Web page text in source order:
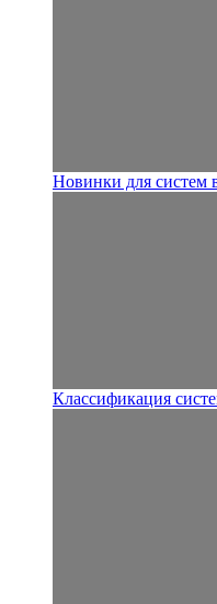
Новинки для систем
Классификация